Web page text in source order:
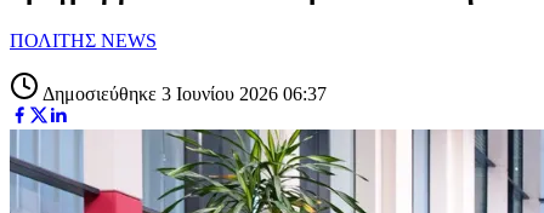
ΠΟΛΙΤΗΣ NEWS
Δημοσιεύθηκε 3 Ιουνίου 2026 06:37